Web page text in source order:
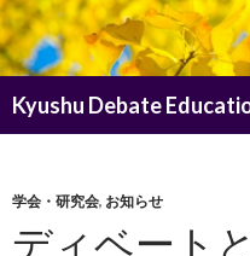
Kyushu Debate
索
ン
へ
学会・研究会, お知らせ
ディベート